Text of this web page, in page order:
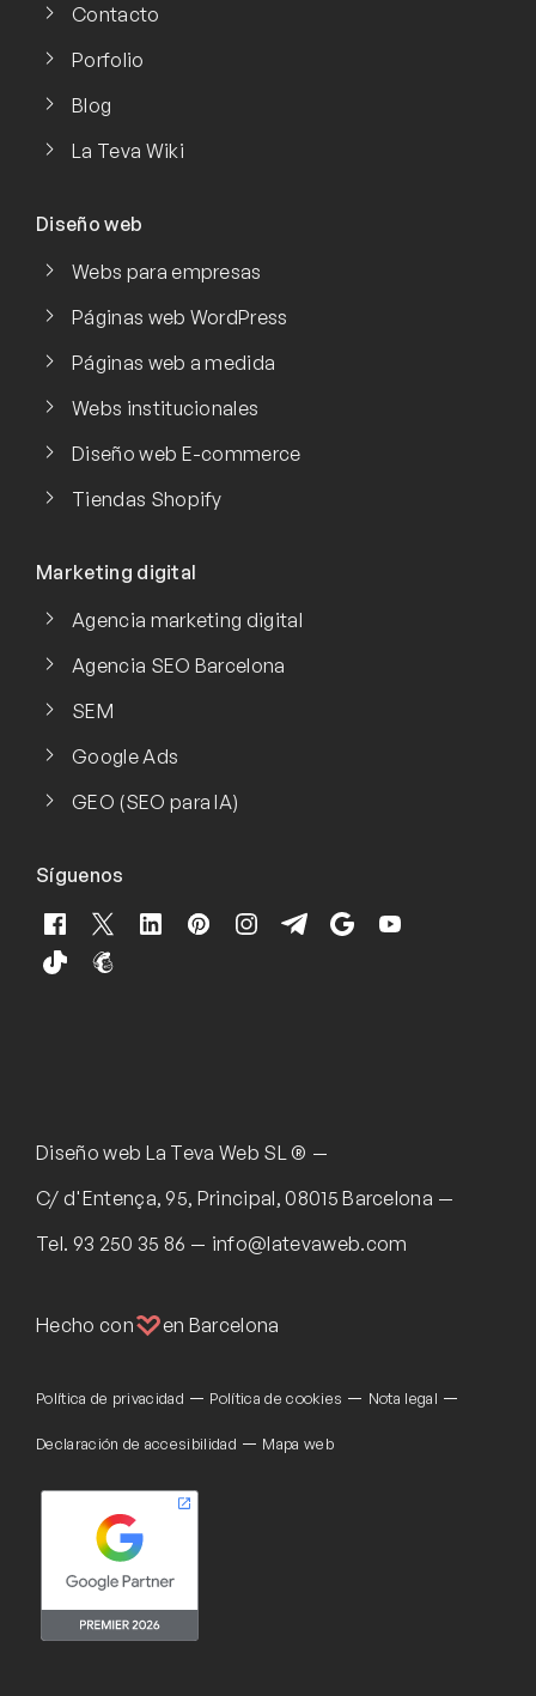
Contacto
Porfolio
Blog
La Teva Wiki
Diseño web
Webs para empresas
Páginas web WordPress
Páginas web a medida
Webs institucionales
Diseño web E-commerce
Tiendas Shopify
Marketing digital
Agencia marketing digital
Agencia SEO Barcelona
SEM
Google Ads
GEO (SEO para IA)
Síguenos
Diseño web La Teva Web SL ®
C/ d'Entença, 95, Principal, 08015 Barcelona
Tel. 93 250 35 86 info@latevaweb.com
Hecho con en Barcelona
Política de privacidad Política de cookies Nota legal
Declaración de accesibilidad Mapa web